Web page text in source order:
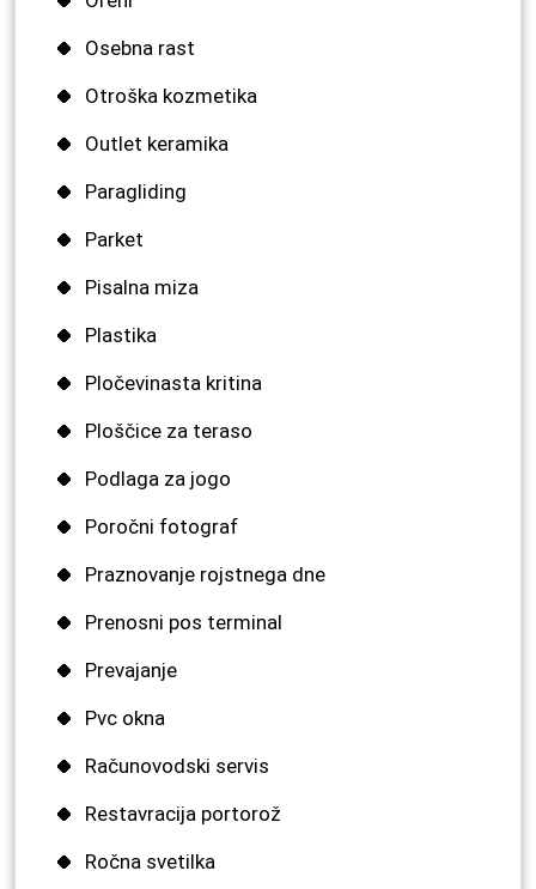
Osebna rast
Otroška kozmetika
Outlet keramika
Paragliding
Parket
Pisalna miza
Plastika
Pločevinasta kritina
Ploščice za teraso
Podlaga za jogo
Poročni fotograf
Praznovanje rojstnega dne
Prenosni pos terminal
Prevajanje
Pvc okna
Računovodski servis
Restavracija portorož
Ročna svetilka